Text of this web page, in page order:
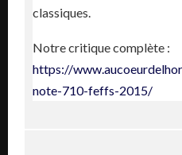
classiques.
Notre critique complète :
https://
note-710-feffs-2015/